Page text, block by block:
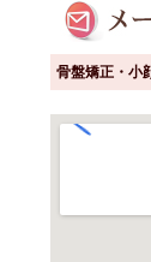
骨盤矯正・小